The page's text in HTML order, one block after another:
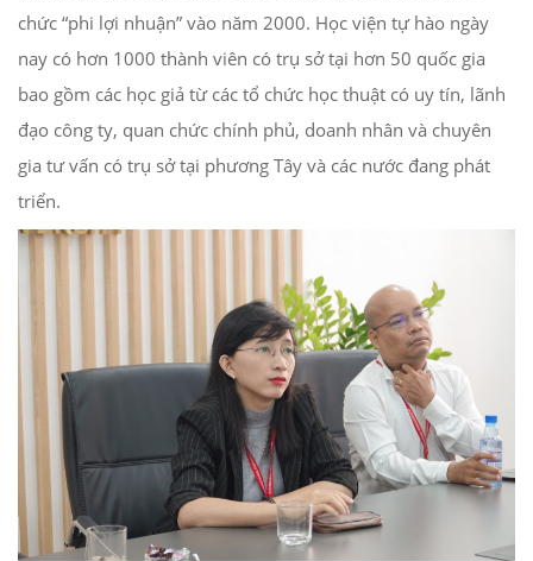
chức “phi lợi nhuận” vào năm 2000. Học viện tự hào ngày
nay có hơn 1000 thành viên có trụ sở tại hơn 50 quốc gia
bao gồm các học giả từ các tổ chức học thuật có uy tín, lãnh
đạo công ty, quan chức chính phủ, doanh nhân và chuyên
gia tư vấn có trụ sở tại phương Tây và các nước đang phát
triển.